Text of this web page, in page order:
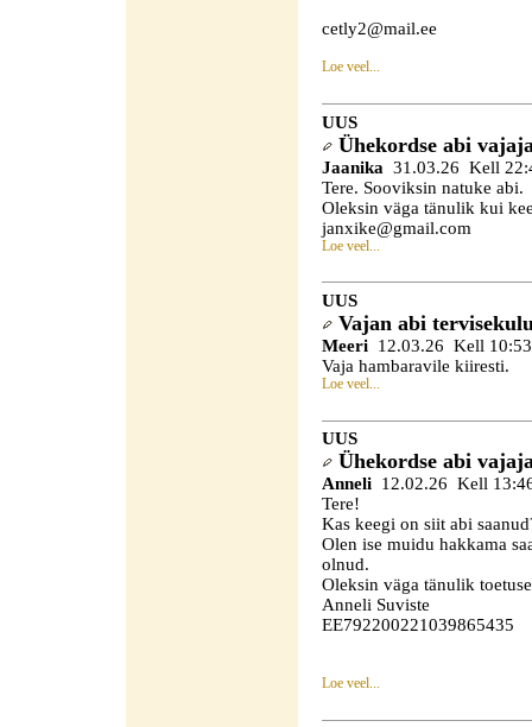
cetly2@mail.ee
Loe veel...
UUS
Ühekordse abi
Jaanika 31.03.26 Kell
Tere. Sooviksin natuke abi.
Oleksin väga tänulik kui
janxike@gmail.com
Loe veel...
UUS
Vajan abi
Meeri 12.03.26 Kell 10:53
Vaja hambaravile kiiresti.
Loe veel...
UUS
Ühekordse abi
Anneli 12.02.26 Kell
Tere!
Kas keegi on siit abi
Olen ise muidu hakkama
olnud.
Oleksin väga tänulik
Anneli Suviste
EE792200221039865435
Loe veel...